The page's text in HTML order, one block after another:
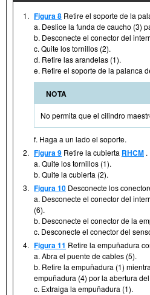
1. Figura 8 Retire el soporte de la
a. Deslice la funda de caucho (3)
b. Desconecte el conector del
c. Quite los tornillos (2).
d. Retire las arandelas (1).
e. Retire el soporte de la palanca
NOTA
No permita que el cilindro
f. Haga a un lado el soporte.
2. Figura 9 Retire la cubierta RHCM .
a. Quite los tornillos (1).
b. Quite la cubierta (2).
3. Figura 10 Desconecte los
a. Desconecte el conector del
(6).
b. Desconecte el conector de la
c. Desconecte el conector del
4. Figura 11 Retire la empuñadura
a. Abra el puente de cables (5).
b. Retire la empuñadura (1)
empuñadura (4) por la abertura
c. Extraiga la empuñadura (1).